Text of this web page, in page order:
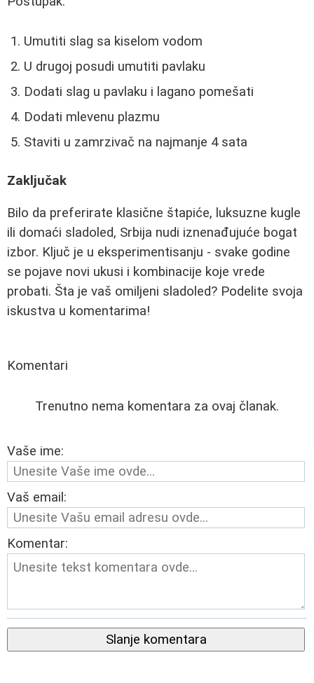
Umutiti slag sa kiselom vodom
U drugoj posudi umutiti pavlaku
Dodati slag u pavlaku i lagano pomešati
Dodati mlevenu plazmu
Staviti u zamrzivač na najmanje 4 sata
Zaključak
Bilo da preferirate klasične štapiće, luksuzne kugle
ili domaći sladoled, Srbija nudi iznenađujuće bogat
izbor. Ključ je u eksperimentisanju - svake godine
se pojave novi ukusi i kombinacije koje vrede
probati. Šta je vaš omiljeni sladoled? Podelite svoja
iskustva u komentarima!
Komentari
Trenutno nema komentara za ovaj članak.
Vaše ime:
Vaš email:
Komentar:
Slanje komentara